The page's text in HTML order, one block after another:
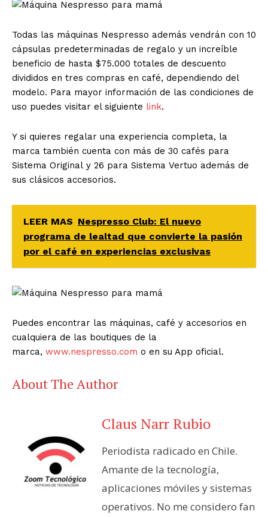
Todas las máquinas Nespresso además vendrán con 10
cápsulas predeterminadas de regalo y un increíble
beneficio de hasta $75.000 totales de descuento
divididos en tres compras en café, dependiendo del
modelo. Para mayor información de las condiciones de
uso puedes visitar el siguiente link.
Y si quieres regalar una experiencia completa, la
marca también cuenta con más de 30 cafés para
Sistema Original y 26 para Sistema Vertuo además de
sus clásicos accesorios.
LEER MAS Nespresso Club: El nuevo
programa de lealtad que convierte la pasión
por el café en experiencias exclusivas
Puedes encontrar las máquinas, café y accesorios en
cualquiera de las boutiques de la
marca, www.nespresso.com o en su App oficial.
About The Author
Claus Narr Rubio
Periodista radicado en Chile.
Amante de la tecnología,
aplicaciones móviles y sistemas
operativos. No me considero fan